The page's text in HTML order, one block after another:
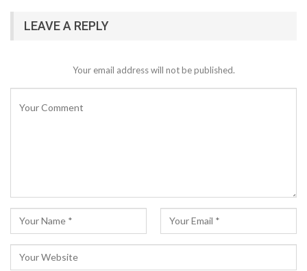
LEAVE A REPLY
Your email address will not be published.